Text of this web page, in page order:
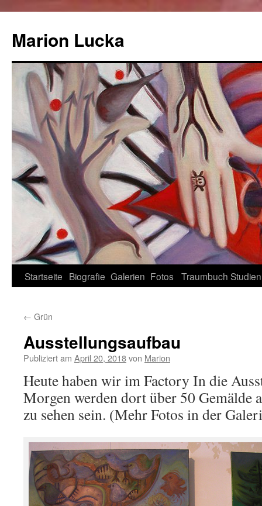
Marion Lucka
Zum
springen
Startseite Biografie Galerien Fotos Traumbuch Studien
← Grün
Ausstellungsaufbau
Publiziert am April 20, 2018von Marion
Heute haben wir im Factory In die
Morgen werden dort über 50 Gemälde
zu sehen sein. (Mehr Fotos in der